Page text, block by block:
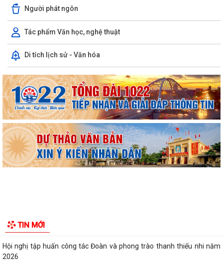
Người phát ngôn
Tác phẩm Văn học, nghệ thuật
Di tích lịch sử - Văn hóa
TIN MỚI
UBND phường triển khai công tác khám sức khoẻ định kỳ, khám sàng
lọc miễn phí cho người dân trên...
Ban đại diện Hội đồng quản trị Ngân hàng Chính sách xã hội phường
Kiến An tổ chức phiên họp giao...
TỪ NGÀY 08/8/2026: NHIỀU THỦ TỤC HÀNH CHÍNH TRỰC TUYẾN TẠI
giữa năm 2026 HĐND thành phố...
Hội nghị tập huấn công tác Đoàn và phong trào thanh thiếu nhi năm
2026